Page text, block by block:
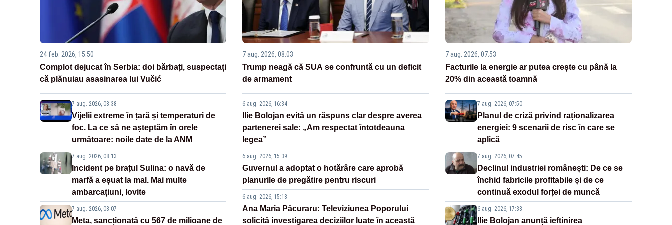
24 feb. 2026, 15:50
Complot dejucat în Serbia: doi bărbați, suspectați
că plănuiau asasinarea lui Vučić
7 aug. 2026, 08:38
Vijelii extreme în țară și temperaturi de
foc. La ce să ne așteptăm în orele
următoare: noile date de la ANM
7 aug. 2026, 08:13
Incident pe brațul Sulina: o navă de
marfă a eșuat la mal. Mai multe
ambarcațiuni, lovite
7 aug. 2026, 08:07
Meta, sancționată cu 567 de milioane de
7 aug. 2026, 08:03
Trump neagă că SUA se confruntă cu un deficit
de armament
6 aug. 2026, 16:34
Ilie Bolojan evită un răspuns clar despre averea
partenerei sale: „Am respectat întotdeauna
legea”
6 aug. 2026, 15:39
Guvernul a adoptat o hotărâre care aprobă
planurile de pregătire pentru riscuri
6 aug. 2026, 15:18
Ana Maria Păcuraru: Televiziunea Poporului
solicită investigarea deciziilor luate în această
7 aug. 2026, 07:53
Facturile la energie ar putea crește cu până la
20% din această toamnă
7 aug. 2026, 07:50
Planul de criză privind raționalizarea
energiei: 9 scenarii de risc în care se
aplică
7 aug. 2026, 07:45
Declinul industriei românești: De ce se
închid fabricile profitabile și de ce
continuă exodul forței de muncă
6 aug. 2026, 17:38
Ilie Bolojan anunță ieftinirea